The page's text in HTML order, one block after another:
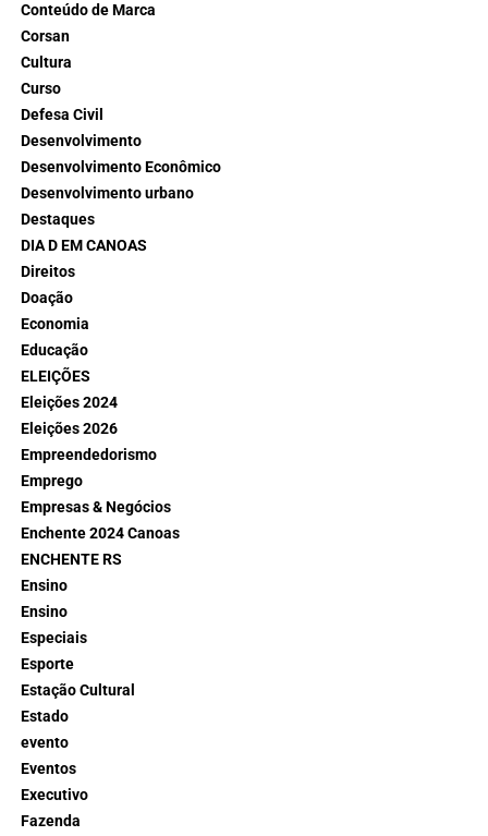
Conteúdo de Marca
Corsan
Cultura
Curso
Defesa Civil
Desenvolvimento
Desenvolvimento Econômico
Desenvolvimento urbano
Destaques
DIA D EM CANOAS
Direitos
Doação
Economia
Educação
ELEIÇÕES
Eleições 2024
Eleições 2026
Empreendedorismo
Emprego
Empresas & Negócios
Enchente 2024 Canoas
ENCHENTE RS
Ensino
Ensino
Especiais
Esporte
Estação Cultural
Estado
evento
Eventos
Executivo
Fazenda